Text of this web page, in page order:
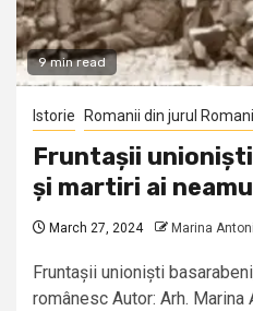
9 min read
Istorie Romanii din jurul
Fruntașii
și martiri ai
March 27, 2024 Marina
Fruntașii unioniști
românesc Autor: Arh.